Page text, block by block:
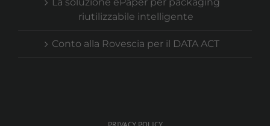
riutilizzabile intelligente
Conto alla Rovescia per il DATA ACT